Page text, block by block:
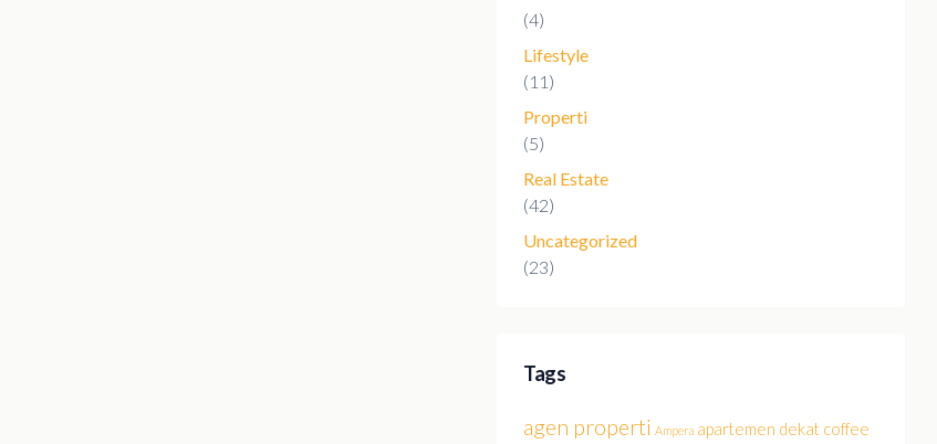
(4)
Lifestyle
(11)
Properti
(5)
Real Estate
(42)
Uncategorized
(23)
Tags
agen properti Ampera apartemen dekat coffee